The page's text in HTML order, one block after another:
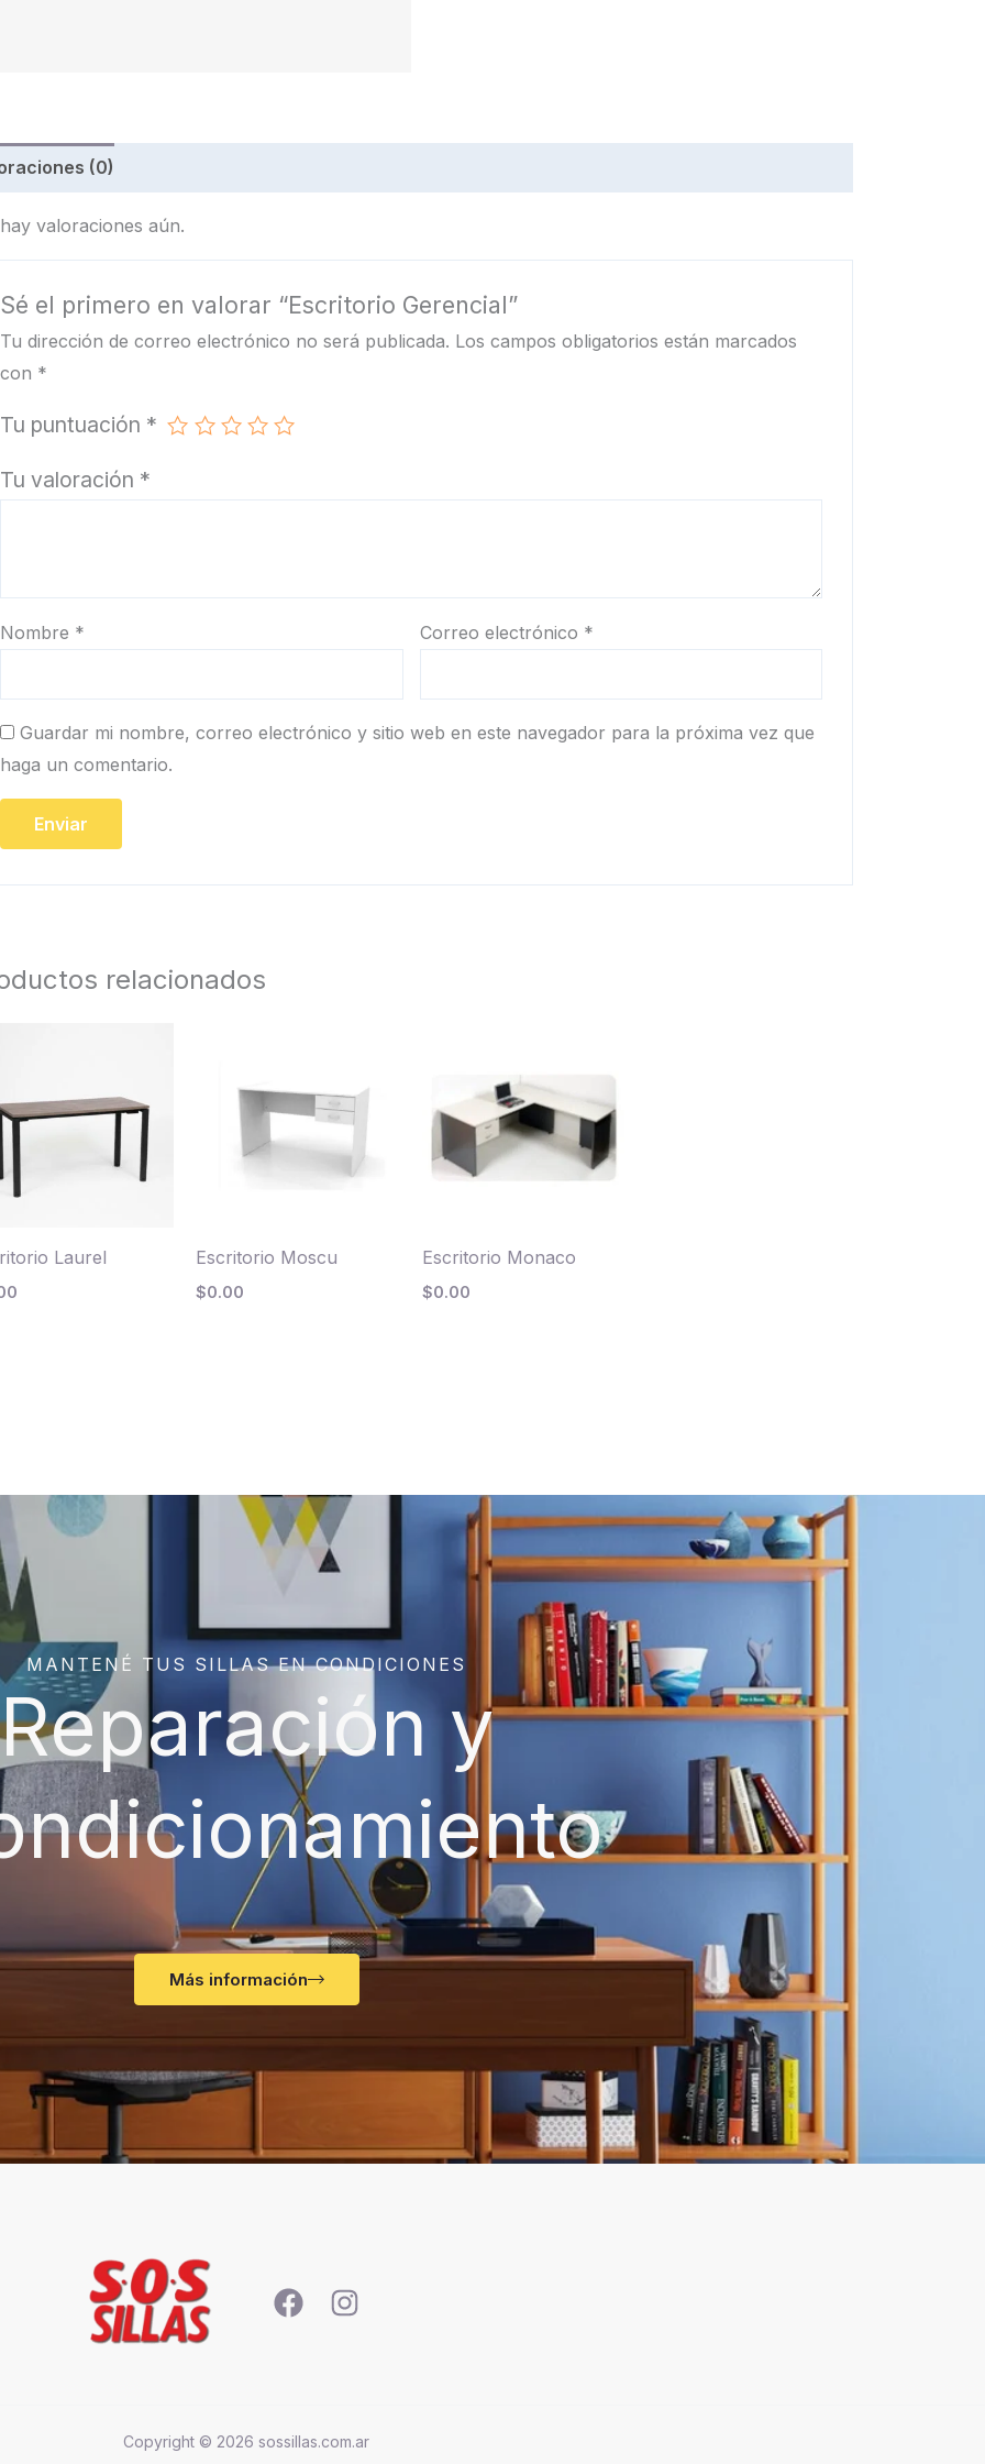
(0)
valoraciones aún.
Sé el primero en valorar “Escritorio Gerencial”
Tu dirección de correo electrónico no será publicada. Los campos obligatorios están marcados
con *
Tu puntuación *
Tu valoración *
Nombre * Correo electrónico *
Guardar mi nombre, correo electrónico y sitio web en este navegador para la próxima vez que
haga un comentario.
relacionados
Laurel Escritorio Moscu
$0.00
Escritorio Monaco
$0.00
MANTENÉ TUS SILLAS EN CONDICIONES
Reparación y
Más información
Copyright © 2026 sossillas.com.ar